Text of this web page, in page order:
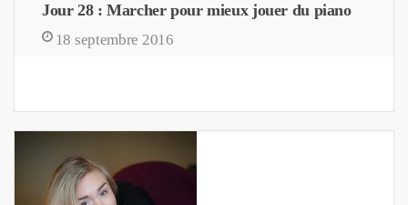
Jour 28 : Marcher pour mieux jouer du piano
18 septembre 2016